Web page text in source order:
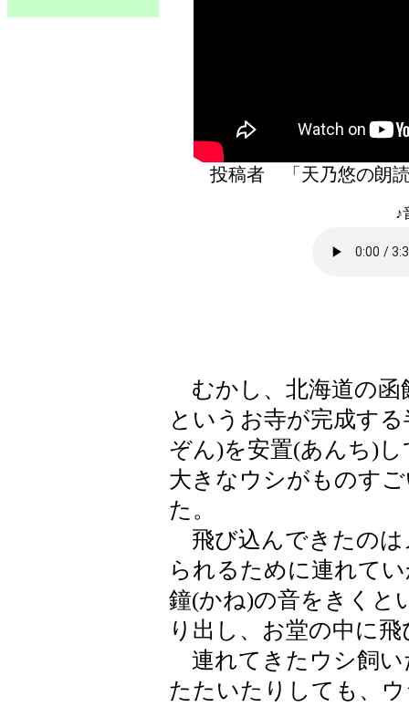
投稿者 「天乃悠の
♪
むかし、北海道の函
というお寺が完成す
ぞん)を安置(あんち)
大きなウシがものす
た。
飛び込んできたのは
られるために連れて
鐘(かね)の音をきくと
り出し、お堂の中に
連れてきたウシ飼い
たたいたりしても、